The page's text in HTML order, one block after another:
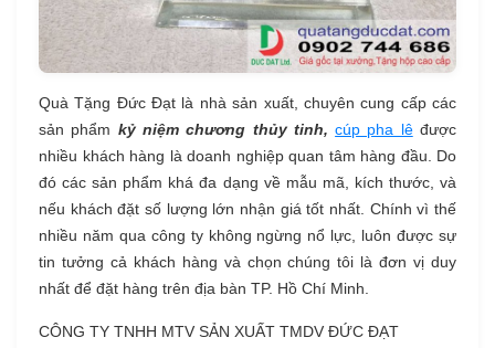
Quà Tặng Đức Đạt là nhà sản xuất, chuyên cung cấp các
sản phẩm kỷ niệm chương thủy tinh,cúp pha lêđược
nhiều khách hàng là doanh nghiệp quan tâm hàng đầu. Do
đó các sản phẩm khá đa dạng về mẫu mã, kích thước, và
nếu khách đặt số lượng lớn nhận giá tốt nhất. Chính vì thế
nhiều năm qua công ty không ngừng nổ lực, luôn được sự
tin tưởng cả khách hàng và chọn chúng tôi là đơn vị duy
nhất để đặt hàng trên địa bàn TP. Hồ Chí Minh.
CÔNG TY TNHH MTV SẢN XUẤT TMDV ĐỨC ĐẠT